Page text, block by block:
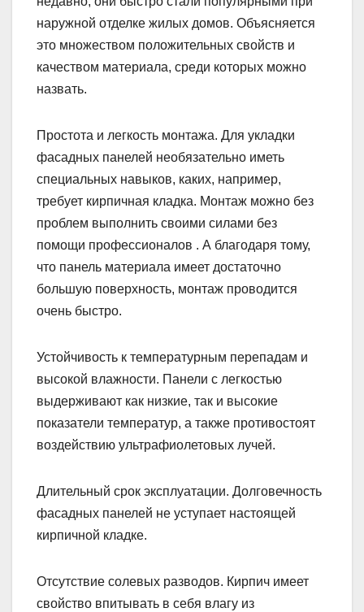
наружной отделке жилых домов. Объясняется
это множеством положительных свойств и
качеством материала, среди которых можно
назвать.
Простота и легкость монтажа. Для укладки
фасадных панелей необязательно иметь
специальных навыков, каких, например,
требует кирпичная кладка. Монтаж можно без
проблем выполнить своими силами без
помощи профессионалов . А благодаря тому,
что панель материала имеет достаточно
большую поверхность, монтаж проводится
очень быстро.
Устойчивость к температурным перепадам и
высокой влажности. Панели с легкостью
выдерживают как низкие, так и высокие
показатели температур, а также противостоят
воздействию ультрафиолетовых лучей.
Длительный срок эксплуатации. Долговечность
фасадных панелей не уступает настоящей
кирпичной кладке.
Отсутствие солевых разводов. Кирпич имеет
свойство впитывать в себя влагу из